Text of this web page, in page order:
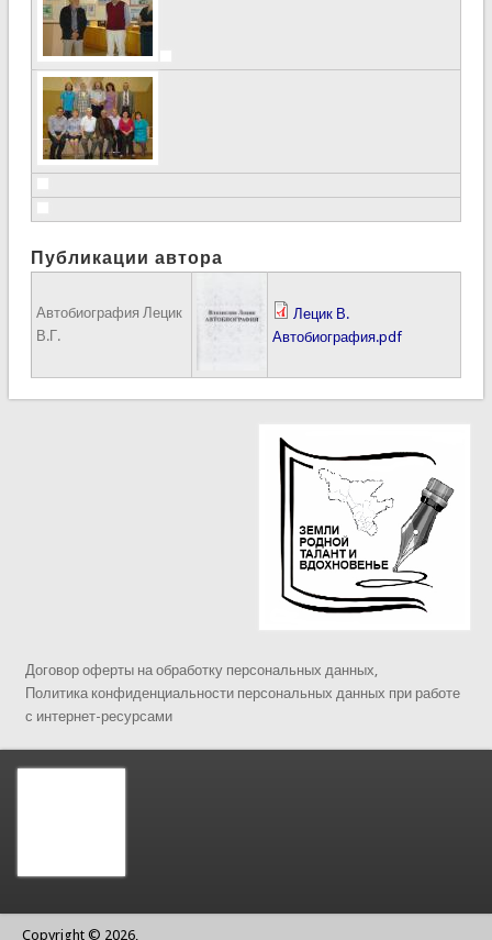
Публикации автора
Автобиография Лецик
В.Г.
Лецик В.
Автобиография.pdf
Договор оферты на обработку персональных данных,
Политика конфиденциальности персональных данных при работе
с интернет-ресурсами
Copyright © 2026,